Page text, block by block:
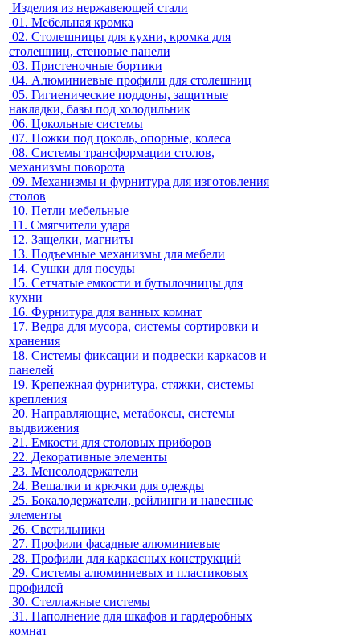
Изделия из нержавеющей стали
01. Мебельная кромка
02. Столешницы для кухни, кромка для
столешниц, стеновые панели
03. Пристеночные бортики
04. Алюминиевые профили для столешниц
05. Гигиенические поддоны, защитные
накладки, базы под холодильник
06. Цокольные системы
07. Ножки под цоколь, опорные, колеса
08. Системы трансформации столов,
механизмы поворота
09. Механизмы и фурнитура для изготовления
столов
10. Петли мебельные
11. Смягчители удара
12. Защелки, магниты
13. Подъемные механизмы для мебели
14. Сушки для посуды
15. Сетчатые емкости и бутылочницы для
кухни
16. Фурнитура для ванных комнат
17. Ведра для мусора, системы сортировки и
хранения
18. Системы фиксации и подвески каркасов и
панелей
19. Крепежная фурнитура, стяжки, системы
крепления
20. Направляющие, метабоксы, системы
выдвижения
21. Емкости для столовых приборов
22. Декоративные элементы
23. Менсолодержатели
24. Вешалки и крючки для одежды
25. Бокалодержатели, рейлинги и навесные
элементы
26. Светильники
27. Профили фасадные алюминиевые
28. Профили для каркасных конструкций
29. Системы алюминиевых и пластиковых
профилей
30. Стеллажные системы
31. Наполнение для шкафов и гардеробных
комнат